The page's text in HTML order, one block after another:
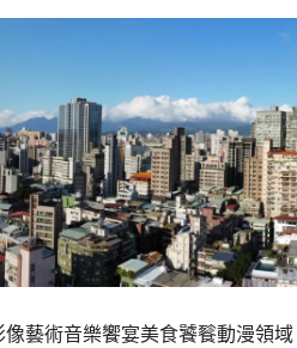
像藝術音樂饗宴美食饕餮動漫領域